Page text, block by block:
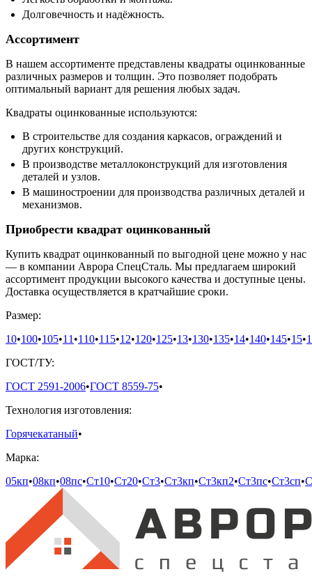
Долговечность и надёжность.
Ассортимент
В нашем ассортименте представлены квадраты оцинкованные
различных размеров и толщин. Это позволяет подобрать
оптимальный вариант для решения любых задач.
Квадраты оцинкованные используются:
В строительстве для создания каркасов, ограждений и
других конструкций.
В производстве металлоконструкций для изготовления
деталей и узлов.
В машиностроении для производства различных деталей и
механизмов.
Приобрести квадрат оцинкованный
Купить квадрат оцинкованный по выгодной цене можно у нас
— в компании Аврора СпецСталь. Мы предлагаем широкий
ассортимент продукции высокого качества и доступные цены.
Доставка осуществляется в кратчайшие сроки.
Размер:
10•100•105•11•110•115•12•120•125•13•130•135•14•140•145•15•
ГОСТ/ТУ:
ГОСТ 2591-2006•ГОСТ 8559-75•
Технология изготовления:
Горячекатаный•
Марка:
05кп•08кп•08пс•Ст10•Ст20•Ст3•Ст3кп•Ст3кп2•Ст3пс•Ст3сп•